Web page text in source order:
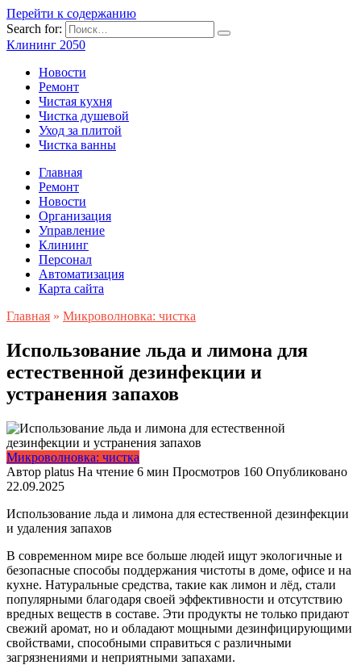
Перейти к содержанию
Search for:
Клининг 2050
Новости
Ремонт
Чистая кухня
Чистка душевой
Уход за плитой
Чистка ванны
Главная
Ремонт
Новости
Организация
Управление
Клининг
Персонал
Автоматизация
Карта сайта
Главная » Микроволновка: чистка
Использование льда и лимона для
естественной дезинфекции и
устранения запахов
Микроволновка: чистка
Автор platus На чтение 6 мин Просмотров 160 Опубликовано
22.09.2025
Использование льда и лимона для естественной дезинфекции
и удаления запахов
В современном мире все больше людей ищут экологичные и
безопасные способы поддержания чистоты в доме, офисе и на
кухне. Натуральные средства, такие как лимон и лёд, стали
популярными благодаря своей эффективности и отсутствию
вредных веществ в составе. Эти продукты не только придают
свежий аромат, но и обладают мощными дезинфицирующими
свойствами, способными справиться с различными
загрязнениями и неприятными запахами.